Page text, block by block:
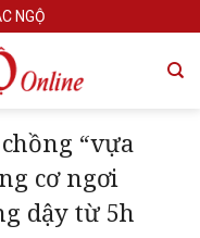
NGỘ
“vựa
cơ ngơi
dậy từ 5h